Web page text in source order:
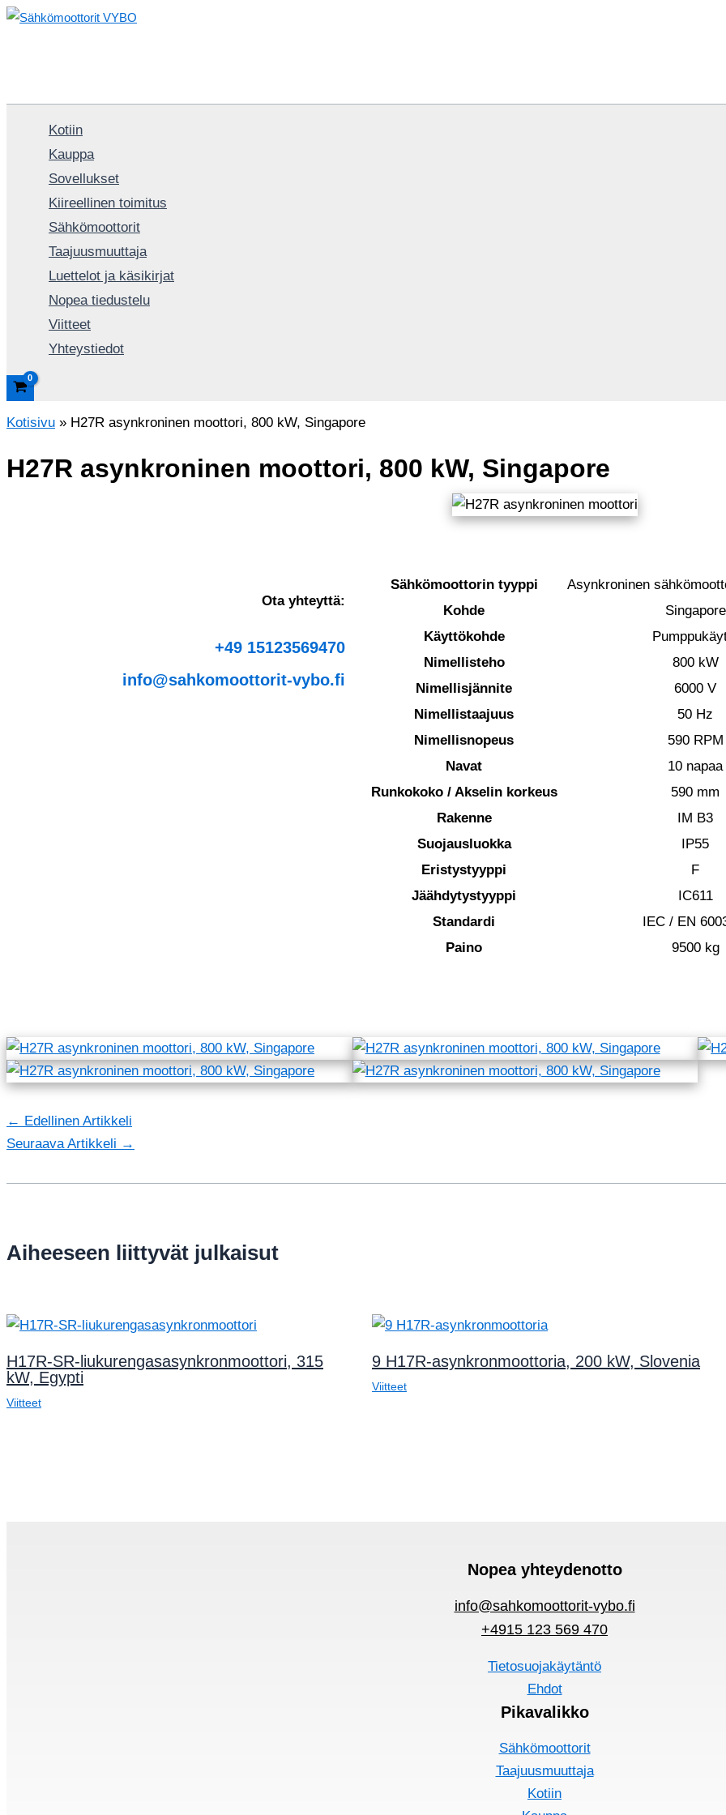
Siirry
Kotiin
Kauppa
Sovellukset
Kiireellinen toimitus
Sähkömoottorit
Taajuusmuuttaja
Luettelot ja käsikirjat
Nopea tiedustelu
Viitteet
Yhteystiedot
Kotisivu » H27R asynkroninen moottori, 800 kW, Singapore
H27R asynkroninen moottori, 800 kW, Singapore
Ota yhteyttä:
+49 15123569470
info@sahkomoottorit-vybo.fi
Sähkömoottorin tyyppi
Asynkroninen
Kohde
Singapore
Käyttökohde
Nimellisteho
800 kW
Nimellisjännite
6000 V
Nimellistaajuus
50 Hz
Nimellisnopeus
590 RPM
Navat
10 napaa
Runkokoko / Akselin korkeus
590 mm
Rakenne
IM B3
Suojausluokka
IP55
Eristystyyppi
F
Jäähdytystyyppi
IC611
Standardi
IEC / EN
Paino
9500 kg
← Edellinen Artikkeli
Seuraava Artikkeli →
Aiheeseen liittyvät julkaisut
H17R-SR-liukurengasasynkronmoottori, 315
kW, Egypti
Viitteet
9 H17R-asynkronmoottoria, 200 kW, Slovenia
Viitteet
Nopea yhteydenotto
info@sahkomoottorit-vybo.fi
+4915 123 569 470
Tietosuojakäytäntö
Ehdot
Pikavalikko
Sähkömoottorit
Taajuusmuuttaja
Kotiin